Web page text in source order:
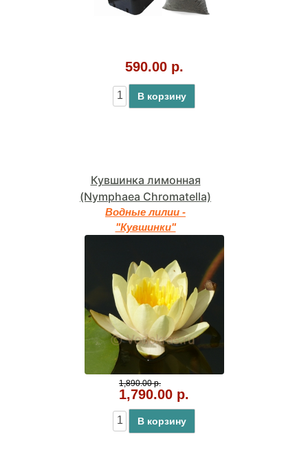
590.00 р.
В корзину
Кувшинка лимонная
(Nymphaea Chromatella)
Водные лилии -
"Кувшинки"
1,890.00 р.
1,790.00 р.
В корзину